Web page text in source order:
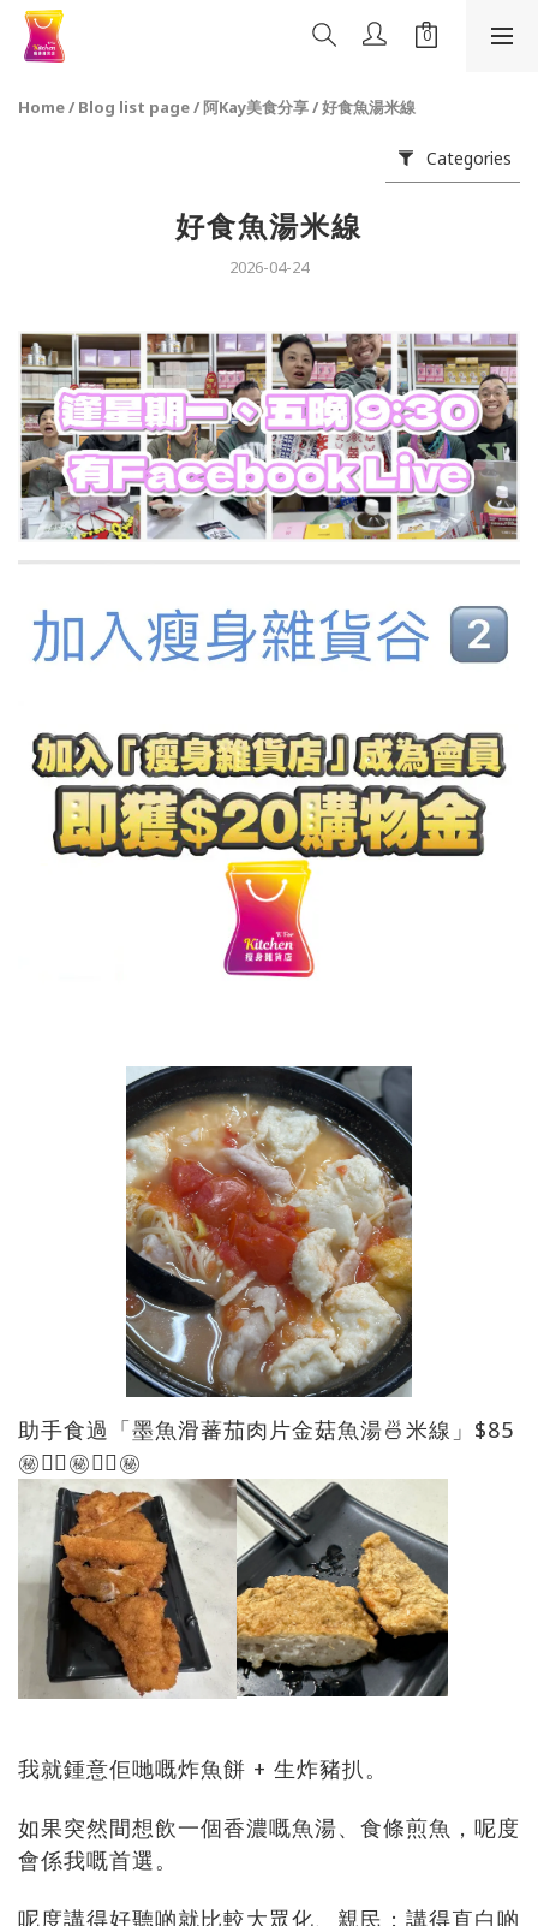
Home/ Blog list page/阿Kay美食分享/好食魚湯米線
Categories
好食魚湯米線
2026-04-24
助手食過「墨魚滑蕃茄肉片金菇魚湯🍜米線」$85
㊙️👍🏻㊙️👍🏻㊙️
我就鍾意佢哋嘅炸魚餅 + 生炸豬扒。
如果突然間想飲一個香濃嘅魚湯、食條煎魚，呢度
會係我嘅首選。
呢度講得好聽啲就比較大眾化、親民；講得直白啲